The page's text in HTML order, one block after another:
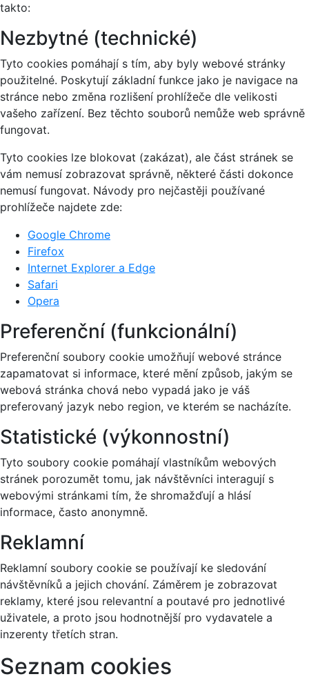
takto:
Nezbytné (technické)
Tyto cookies pomáhají s tím, aby byly webové stránky
použitelné. Poskytují základní funkce jako je navigace na
stránce nebo změna rozlišení prohlížeče dle velikosti
vašeho zařízení. Bez těchto souborů nemůže web správně
fungovat.
Tyto cookies lze blokovat (zakázat), ale část stránek se
vám nemusí zobrazovat správně, některé části dokonce
nemusí fungovat. Návody pro nejčastěji používané
prohlížeče najdete zde:
Google Chrome
Firefox
Internet Explorer a Edge
Safari
Opera
Preferenční (funkcionální)
Preferenční soubory cookie umožňují webové stránce
zapamatovat si informace, které mění způsob, jakým se
webová stránka chová nebo vypadá jako je váš
preferovaný jazyk nebo region, ve kterém se nacházíte.
Statistické (výkonnostní)
Tyto soubory cookie pomáhají vlastníkům webových
stránek porozumět tomu, jak návštěvníci interagují s
webovými stránkami tím, že shromažďují a hlásí
informace, často anonymně.
Reklamní
Reklamní soubory cookie se používají ke sledování
návštěvníků a jejich chování. Záměrem je zobrazovat
reklamy, které jsou relevantní a poutavé pro jednotlivé
uživatele, a proto jsou hodnotnější pro vydavatele a
inzerenty třetích stran.
Seznam cookies